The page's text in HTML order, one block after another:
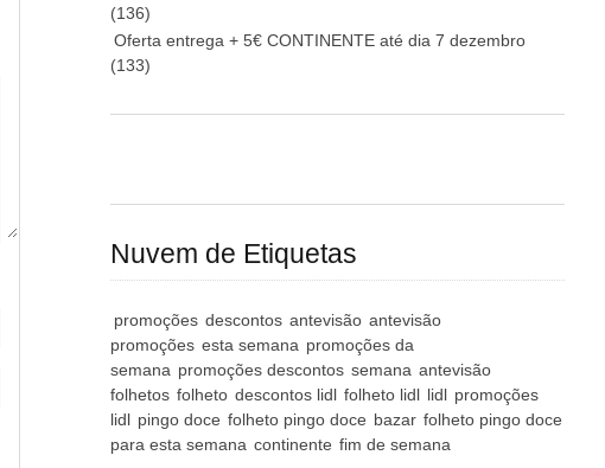
(136)
Oferta entrega + 5€ CONTINENTE até dia 7 dezembro
(133)
Nuvem de Etiquetas
promoções descontos antevisão antevisão
promoções esta semana promoções da
semana promoções descontos semana antevisão
folhetos folheto descontos lidl folheto lidl lidl promoções
lidl pingo doce folheto pingo doce bazar folheto pingo doce
para esta semana continente fim de semana